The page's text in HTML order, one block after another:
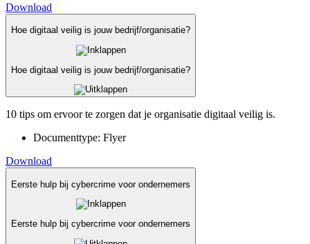
Download
Hoe digitaal veilig is jouw bedrijf/organisatie?
Hoe digitaal veilig is jouw bedrijf/organisatie?
10 tips om ervoor te zorgen dat je organisatie digitaal veilig is.
Documenttype: Flyer
Download
Eerste hulp bij cybercrime voor ondernemers
Eerste hulp bij cybercrime voor ondernemers